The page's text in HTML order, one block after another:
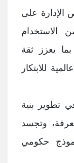
الإدارة على
الاستخدام
بما يعزز ثقة
للابتكار
تطوير بنية
وتجسد
حكومي